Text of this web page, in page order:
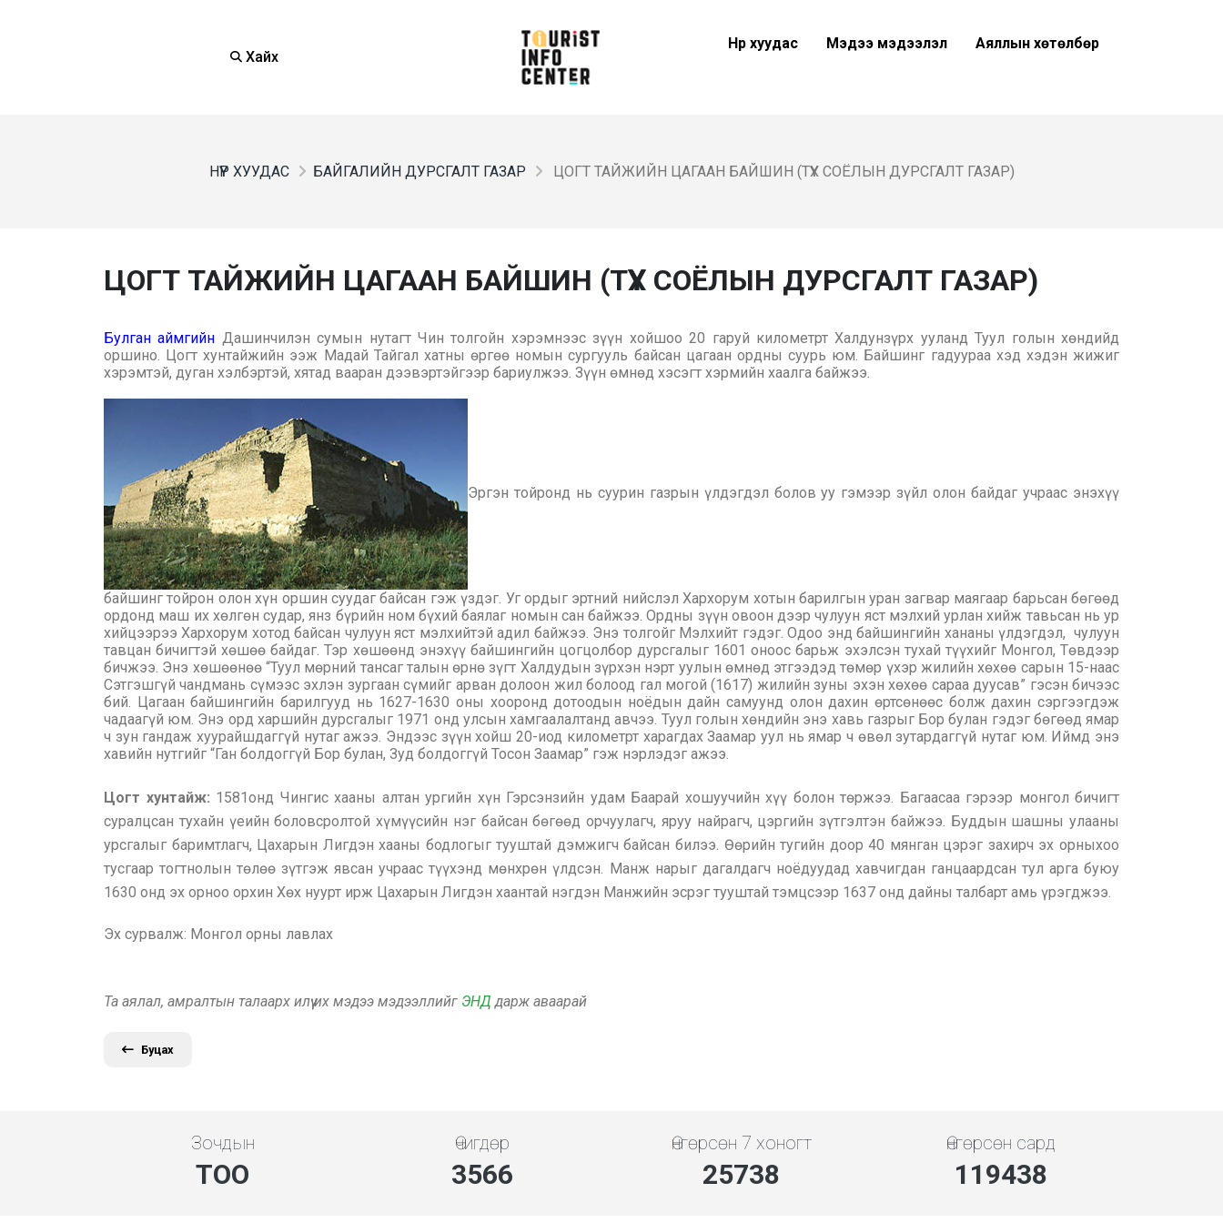
Хайх
Нүүр хуудас Мэдээ мэдээлэл Аяллын хөтөлбөр
НҮҮР ХУУДАС БАЙГАЛИЙН ДУРСГАЛТ ГАЗАР ЦОГТ ТАЙЖИЙН ЦАГААН БАЙШИН (ТҮҮХ СОЁЛЫН ДУРСГАЛТ ГАЗАР)
ЦОГТ ТАЙЖИЙН ЦАГААН БАЙШИН (ТҮҮХ СОЁЛЫН ДУРСГАЛТ ГАЗАР)
Булган аймгийн Дашинчилэн сумын нутагт Чин толгойн хэрэмнээс зүүн хойшоо 20 гаруй километрт Халдунзүрх ууланд Туул голын хөндийд
оршино. Цогт хунтайжийн ээж Мадай Тайгал хатны өргөө номын сургууль байсан цагаан ордны суурь юм. Байшинг гадуураа хэд хэдэн жижиг
хэрэмтэй, дуган хэлбэртэй, хятад вааран дээвэртэйгээр бариулжээ. Зүүн өмнөд хэсэгт хэрмийн хаалга байжээ.
Эргэн тойронд нь суурин газрын үлдэгдэл болов уу гэмээр зүйл олон байдаг учраас энэхүү
байшинг тойрон олон хүн оршин суудаг байсан гэж үздэг. Уг ордыг эртний нийслэл Хархорум хотын барилгын уран загвар маягаар барьсан бөгөөд
ордонд маш их хөлгөн судар, янз бүрийн ном бүхий баялаг номын сан байжээ. Ордны зүүн овоон дээр чулуун яст мэлхий урлан хийж тавьсан нь ур
хийцээрээ Хархорум хотод байсан чулуун яст мэлхийтэй адил байжээ. Энэ толгойг Мэлхийт гэдэг. Одоо энд байшингийн хананы үлдэгдэл, чулуун
тавцан бичигтэй хөшөө байдаг. Тэр хөшөөнд энэхүү байшингийн цогцолбор дурсгалыг 1601 оноос барьж эхэлсэн тухай түүхийг Монгол, Төвдээр
бичжээ. Энэ хөшөөнөө “Туул мөрний тансаг талын өрнө зүгт Халдудын зүрхэн нэрт уулын өмнөд этгээдэд төмөр үхэр жилийн хөхөө сарын 15-наас
Сэтгэшгүй чандмань сүмээс эхлэн зургаан сүмийг арван долоон жил болоод гал могой (1617) жилийн зуны эхэн хөхөө сараа дуусав” гэсэн бичээс
бий. Цагаан байшингийн барилгууд нь 1627-1630 оны хооронд дотоодын ноёдын дайн самуунд олон дахин өртсөнөөс болж дахин сэргээгдэж
чадаагүй юм. Энэ орд харшийн дурсгалыг 1971 онд улсын хамгаалалтанд авчээ. Туул голын хөндийн энэ хавь газрыг Бор булан гэдэг бөгөөд ямар
ч зун гандаж хуурайшдаггүй нутаг ажээ. Эндээс зүүн хойш 20-иод километрт харагдах Заамар уул нь ямар ч өвөл зутардаггүй нутаг юм. Иймд энэ
хавийн нутгийг “Ган болдоггүй Бор булан, Зуд болдоггүй Тосон Заамар” гэж нэрлэдэг ажээ.
Цогт хунтайж: 1581онд Чингис хааны алтан ургийн хүн Гэрсэнзийн удам Баарай хошуучийн хүү болон төржээ. Багаасаа гэрээр монгол бичигт
суралцсан тухайн үеийн боловсролтой хүмүүсийн нэг байсан бөгөөд орчуулагч, яруу найрагч, цэргийн зүтгэлтэн байжээ. Буддын шашны улааны
урсгалыг баримтлагч, Цахарын Лигдэн хааны бодлогыг тууштай дэмжигч байсан билээ. Өөрийн тугийн доор 40 мянган цэрэг захирч эх орныхоо
тусгаар тогтнолын төлөө зүтгэж явсан учраас түүхэнд мөнхрөн үлдсэн. Манж нарыг дагалдагч ноёдуудад хавчигдан ганцаардсан тул арга буюу
1630 онд эх орноо орхин Хөх нуурт ирж Цахарын Лигдэн хаантай нэгдэн Манжийн эсрэг тууштай тэмцсээр 1637 онд дайны талбарт амь үрэгджээ.
Эх сурвалж: Монгол орны лавлах
Та аялал, амралтын талаарх илүү их мэдээ мэдээллийг ЭНД дарж аваарай
Буцах
Зочдын
ТОО
Өчигдөр
3994
Өнгөрсөн 7 хоногт
28826
Өнгөрсөн сард
133771